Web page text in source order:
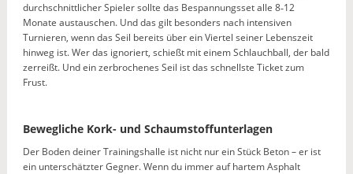
durchschnittlicher Spieler sollte das Bespannungsset alle 8‑12
Monate austauschen. Und das gilt besonders nach intensiven
Turnieren, wenn das Seil bereits über ein Viertel seiner Lebenszeit
hinweg ist. Wer das ignoriert, schießt mit einem Schlauchball, der bald
zerreißt. Und ein zerbrochenes Seil ist das schnellste Ticket zum
Frust.
Bewegliche Kork- und Schaumstoffunterlagen
Der Boden deiner Trainingshalle ist nicht nur ein Stück Beton – er ist
ein unterschätzter Gegner. Wenn du immer auf hartem Asphalt